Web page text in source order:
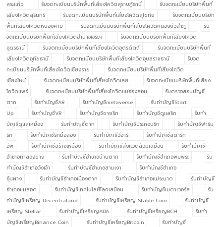
สระแก้ว
รับจดทะเบียนบริษัทพื้นที่เสี่ยงโควิดสุราษฎ์ธานี
รับจดทะเบียนบริษัทพื้นที่
เสี่ยงโควิดสุรินทร์
รับจดทะเบียนบริษัทพื้นที่เสี่ยงโควิดสุโขทัย
รับจดทะเบียนบริษัท
พื้นที่เสี่ยงโควิดหนองคาย
รับจดทะเบียนบริษัทพื้นที่เสี่ยงโควิดหนองบัวลำภู
รับ
จดทะเบียนบริษัทพื้นที่เสี่ยงโควิดอำนาจเจริญ
รับจดทะเบียนบริษัทพื้นที่เสี่ยงโควิด
อุดรธานี
รับจดทะเบียนบริษัทพื้นที่เสี่ยงโควิดอุตรดิตถ์
รับจดทะเบียนบริษัทพื้นที่
เสี่ยงโควิดอุทัยธานี
รับจดทะเบียนบริษัทพื้นที่เสี่ยงโควิดอุบลราชธานี
รับจด
ทะเบียนบริษัทพื้นที่เสี่ยงโควิดเชียงราย
รับจดทะเบียนบริษัทพื้นที่เสี่ยงโควิด
เชียงใหม่
รับจดทะเบียนบริษัทพื้นที่เสี่ยงโควิดเลย
รับจดทะเบียนบริษัทพื้นที่เสี่ยง
โควิดแพร่
รับจดทะเบียนบริษัทพื้นที่เสี่ยงโควิดแม่ฮ่องสอน
รับตรวจสอบบัญชี
ตาก
รับทำบัญชีAR รับทำบัญชีmetaverse
รับทำบัญชีStart
Up
รับทำบัญชีVR รับทำบัญชีขายริก รับทำบัญชีดูแลริก
รับทำ
บัญชีดูแลเหมือง
รับทำบัญชีตาก รับทำบัญชีประกอบริก
รับทำบัญชีฟาร์ม
ริก
รับทำบัญชีริกมือสอง รับทำบัญชีวีอาร์
รับทำบัญชีสตาร์ท
อัพ
รับทำบัญชีสร้างเหมือง รับทำบัญชีสิ่งแวดล้อมเสมือน
รับทำบัญชี
อำเภอท่าสองยาง
รับทำบัญชีอำเภอบ้านตาก รับทำบัญชีอำเภอพบพระ
รับ
ทำบัญชีอำเภอวังเจ้า
รับทำบัญชีอำเภอสามเงา
รับทำบัญชีอำเภอ
อุ้มผาง
รับทำบัญชีอำเภอเมืองตาก รับทำบัญชีอำเภอแม่ระมาด
รับทำบัญชี
อำเภอแม่สอด
รับทำบัญชีเทคโนโลยีโลกเสมือน รับทำบัญชีเมตาเวอร์ส
รับ
ทำบัญชีเหรียญ Decentraland
รับทำบัญชีเหรียญ Stable Coin
รับทำบัญชี
เหรียญ Stellar
รับทำบัญชีเหรียญADA รับทำบัญชีเหรียญBCH
รับทำ
บัญชีเหรียญBinance Coin
รับทำบัญชีเหรียญBitcoin
รับทำบัญชี